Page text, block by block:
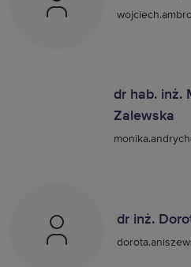
dr hab. inż.
Zalewska
dr inż.